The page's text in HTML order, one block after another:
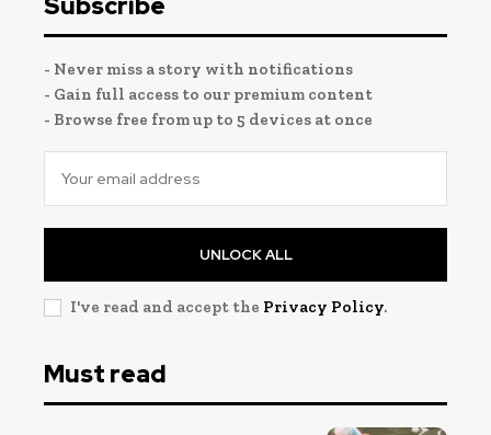
Subscribe
- Never miss a story with notifications
- Gain full access to our premium content
- Browse free from up to 5 devices at once
UNLOCK ALL
I've read and accept the Privacy Policy.
Must read